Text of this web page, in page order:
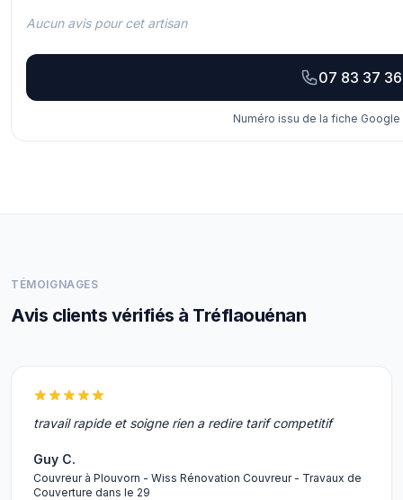
Aucun avis pour cet artisan
07 83 37
Numéro issu de la fiche
TÉMOIGNAGES
Avis clients vérifiés à Tréflaouénan
travail rapide et soigne rien a redire tarif competitif
Guy C.
Couvreur à Plouvorn - Wiss Rénovation Couvreur - Travaux de
Couverture dans le 29